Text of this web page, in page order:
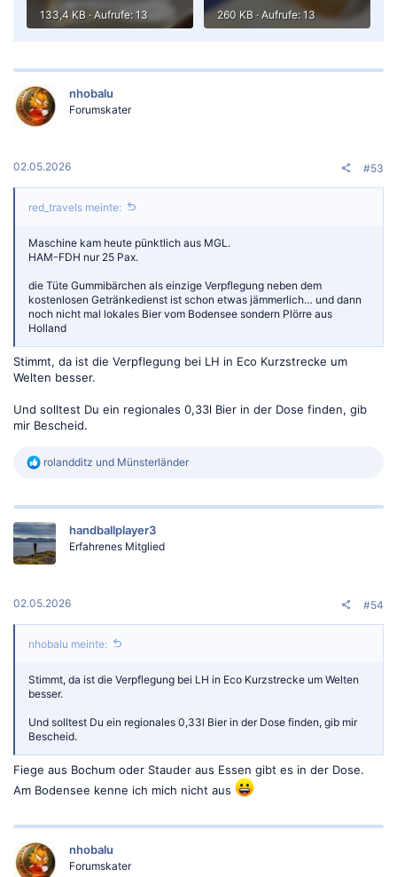
133,4 KB · Aufrufe: 13
260 KB · Aufrufe: 13
nhobalu
Forumskater
02.05.2026 #53
red_travels meinte:
Maschine kam heute pünktlich aus MGL.
HAM-FDH nur 25 Pax.
die Tüte Gummibärchen als einzige Verpflegung neben dem
kostenlosen Getränkedienst ist schon etwas jämmerlich… und dann
noch nicht mal lokales Bier vom Bodensee sondern Plörre aus
Holland
Stimmt, da ist die Verpflegung bei LH in Eco Kurzstrecke um
Welten besser.
Und solltest Du ein regionales 0,33l Bier in der Dose finden, gib
mir Bescheid.
R
k
i
o
n
:
rolandditz und Münsterländer
handballplayer3
Erfahrenes Mitglied
02.05.2026 #54
nhobalu meinte:
Stimmt, da ist die Verpflegung bei LH in Eco Kurzstrecke um Welten
besser.
Und solltest Du ein regionales 0,33l Bier in der Dose finden, gib mir
Bescheid.
Fiege aus Bochum oder Stauder aus Essen gibt es in der Dose.
Am Bodensee kenne ich mich nicht aus
nhobalu
Forumskater